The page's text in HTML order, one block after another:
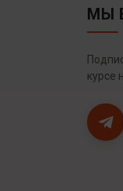
МЫ
курсе